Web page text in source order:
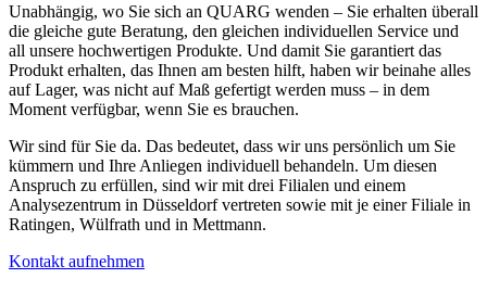
Unabhängig, wo Sie sich an QUARG wenden – Sie erhalten überall
die gleiche gute Beratung, den gleichen individuellen Service und
all unsere hochwertigen Produkte. Und damit Sie garantiert das
Produkt erhalten, das Ihnen am besten hilft, haben wir beinahe alles
auf Lager, was nicht auf Maß gefertigt werden muss – in dem
Moment verfügbar, wenn Sie es brauchen.
Wir sind für Sie da. Das bedeutet, dass wir uns persönlich um Sie
kümmern und Ihre Anliegen individuell behandeln. Um diesen
Anspruch zu erfüllen, sind wir mit drei Filialen und einem
Analysezentrum in Düsseldorf vertreten sowie mit je einer Filiale in
Ratingen, Wülfrath und in Mettmann.
Kontakt aufnehmen